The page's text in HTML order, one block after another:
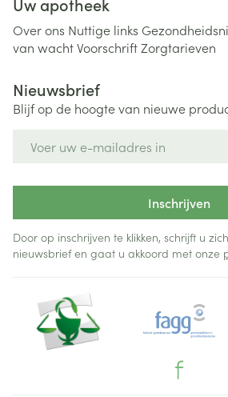
Over ons Nuttige links
van wachtVoorschriftZorgtarieven
Nieuwsbrief
Blijf op de hoogte van nieuwe
Inschrijven
Door op inschrijven te klikken, schrijft u
nieuwsbrief en gaat u akkoord met onze